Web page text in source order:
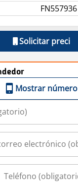
FN557936
Solicitar preci
Mostrar número